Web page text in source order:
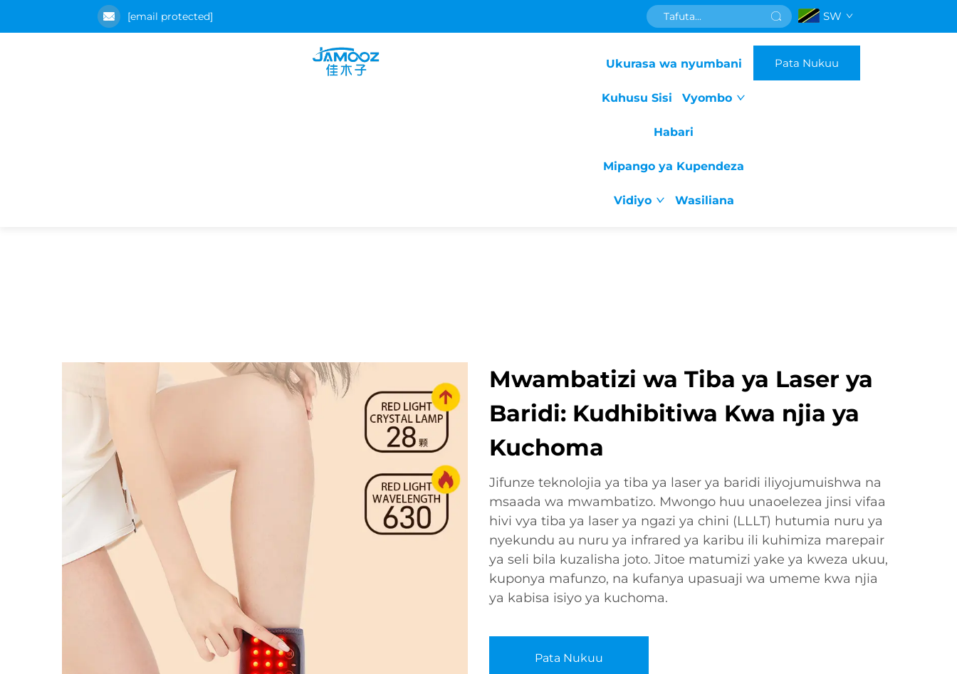
[email protected] SW
Ukurasa wa nyumbani
Kuhusu Sisi Vyombo
Habari
Mipango ya Kupendeza
Vidiyo Wasiliana
Pata Nukuu
Mwambatizi wa Tiba ya Laser ya
Baridi: Kudhibitiwa Kwa njia ya
Kuchoma
Jifunze teknolojia ya tiba ya laser ya baridi iliyojumuishwa na
msaada wa mwambatizo. Mwongo huu unaoelezea jinsi vifaa
hivi vya tiba ya laser ya ngazi ya chini (LLLT) hutumia nuru ya
nyekundu au nuru ya infrared ya karibu ili kuhimiza marepair
ya seli bila kuzalisha joto. Jitoe matumizi yake ya kweza ukuu,
kuponya mafunzo, na kufanya upasuaji wa umeme kwa njia
ya kabisa isiyo ya kuchoma.
Pata Nukuu